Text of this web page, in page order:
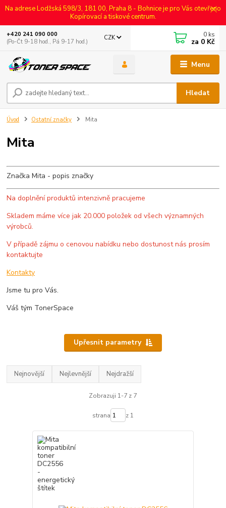
Na adrese Lodžská 598/3, 181 00, Praha 8 - Bohnice je pro Vás otevřeno
Kopírovací a tiskové centrum.
Menu
CZK
Hledat
+420 241 090 000
(Po-Čt 9-18 hod., Pá 9-17 hod.)
0 ks
za 0 Kč
Úvod Ostatní značky Mita
Mita
Značka Mita - popis značky
Na doplnění produktů intenzivně pracujeme
Skladem máme více jak 20.000 položek od všech významných
výrobců.
V případě zájmu o cenovou nabídku nebo dostunost nás prosím
kontaktujte
Kontakty
Jsme tu pro Vás.
Váš tým TonerSpace
Upřesnit parametry
Nejnovější Nejlevnější Nejdražší
Zobrazuji 1-7 z 7
strana z 1